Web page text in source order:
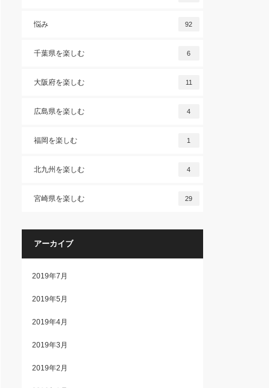
悩み 92
千葉県を楽しむ 6
大阪府を楽しむ 11
広島県を楽しむ 4
福岡を楽しむ 1
北九州を楽しむ 4
宮崎県を楽しむ 29
アーカイブ
2019年7月
2019年5月
2019年4月
2019年3月
2019年2月